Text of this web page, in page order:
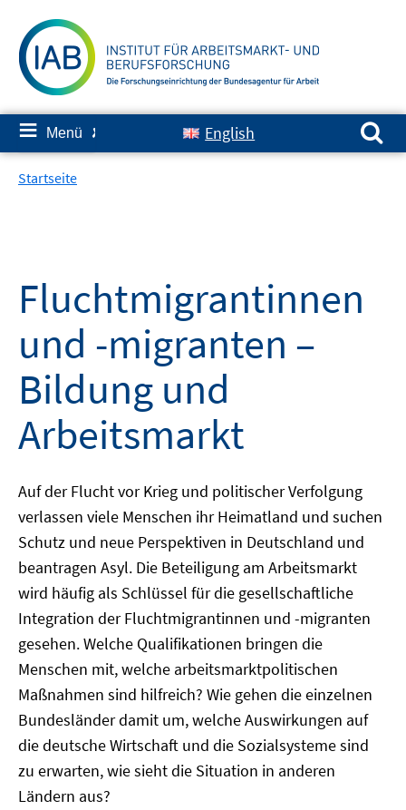
zum
Inhalt
≡ Menü ✘ English
Suchen nach:
Startseite
Fluchtmigrantinnen
und -migranten –
Bildung und
Arbeitsmarkt
Auf der Flucht vor Krieg und politischer Verfolgung
verlassen viele Menschen ihr Heimatland und suchen
Schutz und neue Perspektiven in Deutschland und
beantragen Asyl. Die Beteiligung am Arbeitsmarkt
wird häufig als Schlüssel für die gesellschaftliche
Integration der Fluchtmigrantinnen und -migranten
gesehen. Welche Qualifikationen bringen die
Menschen mit, welche arbeitsmarktpolitischen
Maßnahmen sind hilfreich? Wie gehen die einzelnen
Bundesländer damit um, welche Auswirkungen auf
die deutsche Wirtschaft und die Sozialsysteme sind
zu erwarten, wie sieht die Situation in anderen
Ländern aus?